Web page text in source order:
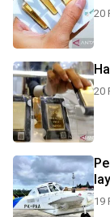
20
20
19